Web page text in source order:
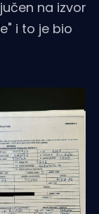
na izvor
i to je bio